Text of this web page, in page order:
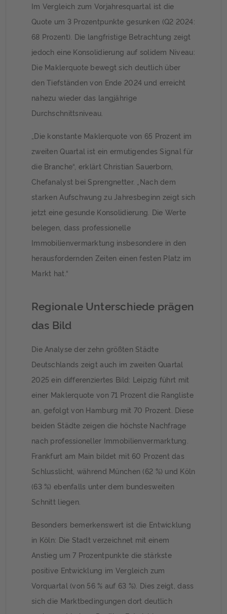
Im Vergleich zum Vorjahresquartal ist die
Quote um 3 Prozentpunkte gesunken (Q2 2024:
68 Prozent). Die langfristige Betrachtung zeigt
jedoch eine Konsolidierung auf solidem Niveau:
Die Maklerquote bewegt sich deutlich über
den Tiefständen von Ende 2024 und erreicht
nahezu wieder das langjährige
Durchschnittsniveau.
„Die konstante Maklerquote von 65 Prozent im
zweiten Quartal ist ein ermutigendes Signal für
die Branche“, erklärt Christian Sauerborn,
Chefanalyst bei Sprengnetter. „Nach dem
starken Aufschwung zu Jahresbeginn zeigt sich
jetzt eine gesunde Konsolidierung. Die Werte
belegen, dass professionelle
Immobilienvermarktung insbesondere in den
herausfordernden Zeiten einen festen Platz im
Markt hat.“
Regionale Unterschiede prägen
das Bild
Die Analyse der zehn größten Städte
Deutschlands zeigt auch im zweiten Quartal
2025 ein differenziertes Bild: Leipzig führt mit
einer Maklerquote von 71 Prozent die Rangliste
an, gefolgt von Hamburg mit 70 Prozent. Diese
beiden Städte zeigen die höchste Nachfrage
nach professioneller Immobilienvermarktung.
Frankfurt am Main bildet mit 60 Prozent das
Schlusslicht, während München (62 %) und Köln
(63 %) ebenfalls unter dem bundesweiten
Schnitt liegen.
Besonders bemerkenswert ist die Entwicklung
in Köln: Die Stadt verzeichnet mit einem
Anstieg um 7 Prozentpunkte die stärkste
positive Entwicklung im Vergleich zum
Vorquartal (von 56 % auf 63 %). Dies zeigt, dass
sich die Marktbedingungen dort deutlich